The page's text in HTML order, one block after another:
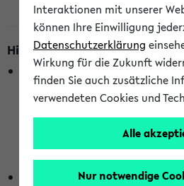
Hinweise zur Liste der
In dieser Liste werden nur
berücksichtigt, die gerade oder
Stunden stattfinden.
wurden. Die Anzeige ist
abhängig vom im eKVV
Die hier gezeigte Liste von
Interaktionen mit unserer
können Ihre Einwilligung
Datenschutzerklärung
Wirkung für die Zukunft
finden Sie auch zusätzliche
verwendeten Cookies und
Alle
Nur notwendige